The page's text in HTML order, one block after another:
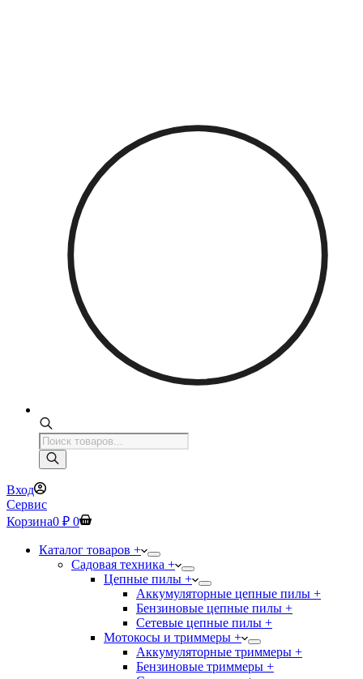
Поиск
товаров
Вход
Сервис
Корзина0 ₽ 0
Каталог товаров +
Садовая техника +
Цепные пилы +
Аккумуляторные цепные пилы +
Бензиновые цепные пилы +
Сетевые цепные пилы +
Мотокосы и триммеры +
Аккумуляторные триммеры +
Бензиновые триммеры +